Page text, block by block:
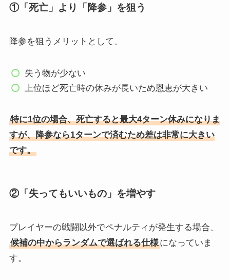
①「死亡」より「降参」を狙う
降参を狙うメリットとして、
失う物が少ない
上位ほど死亡時の休みが長いため恩恵が大きい
特に1位の場合、死亡すると最大4ターン休みになりま
すが、降参なら1ターンで済むため差は非常に大きい
です。
②「失ってもいいもの」を増やす
プレイヤーの戦闘以外でペナルティが発生する場合、
候補の中からランダムで選ばれる仕様になっていま
す。